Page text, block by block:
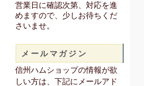
営業日に確認次第、対応を進
めますので、少しお待ちくだ
さいませ。
メールマガジン
信州ハムショップの情報が欲
しい方は、下記にメールアド